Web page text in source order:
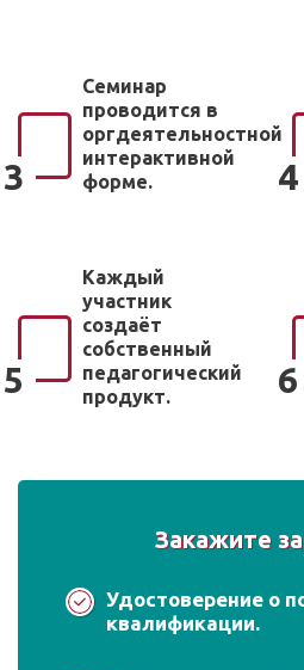
3
Семинар
проводится в
оргдеятельностной
интерактивной
форме.
4
5
Каждый
участник
создаёт
собственный
педагогический
продукт.
6
Закажите
Удостоверение о
квалификации.